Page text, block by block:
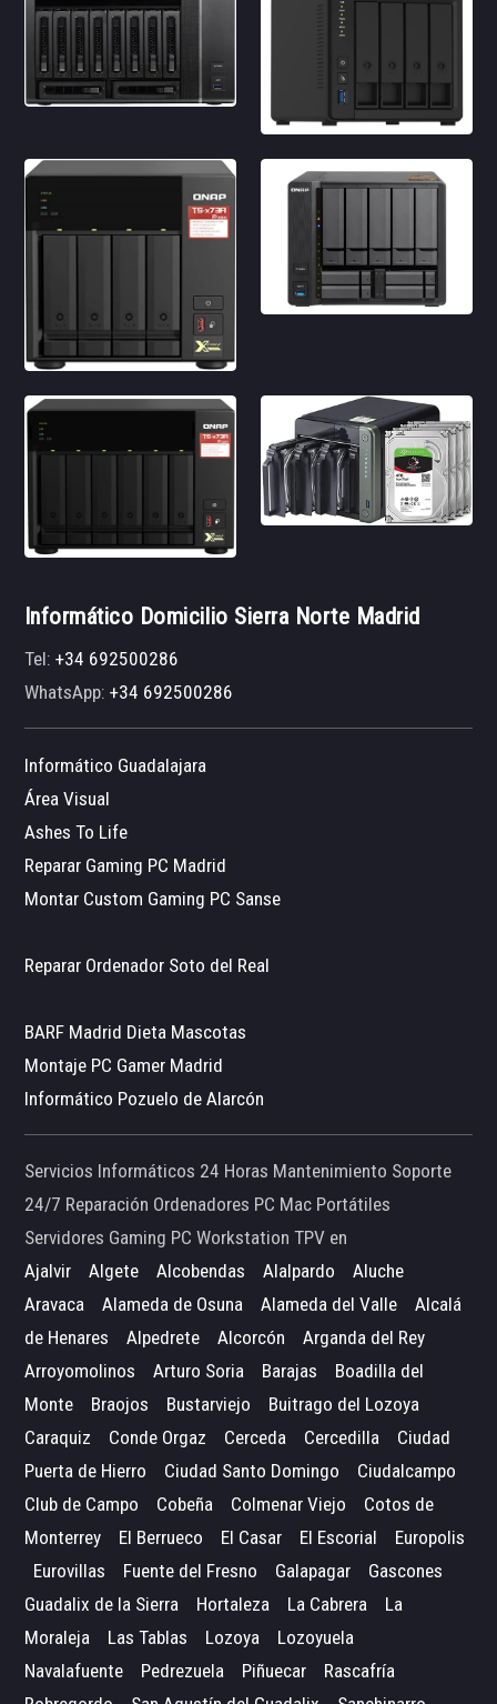
Informático Domicilio Sierra Norte Madrid
Tel:+34 692500286
WhatsApp:+34 692500286
Informático Guadalajara
Área Visual
Ashes To Life
Reparar Gaming PC Madrid
Montar Custom Gaming PC Sanse
Reparar Ordenador Soto del Real
BARF Madrid Dieta Mascotas
Montaje PC Gamer Madrid
Informático Pozuelo de Alarcón
Servicios Informáticos 24 Horas Mantenimiento Soporte
24/7 Reparación Ordenadores PC Mac Portátiles
Servidores Gaming PC Workstation TPV en
Ajalvir
Algete Alcobendas Alalpardo
Aluche
Aravaca
Alameda de Osuna Alameda del Valle
Alcalá
de Henares
Alpedrete Alcorcón
Arganda del Rey
Arroyomolinos
Arturo Soria Barajas
Boadilla del
Monte
Braojos Bustarviejo
Buitrago del Lozoya
Caraquiz
Conde Orgaz Cerceda Cercedilla
Ciudad
Puerta de Hierro
Ciudad Santo Domingo
Ciudalcampo
Club de Campo
Cobeña Colmenar Viejo
Cotos de
Monterrey
El Berrueco El Casar El Escorial
Europolis
Eurovillas
Fuente del Fresno Galapagar
Gascones
Guadalix de la Sierra
Hortaleza La Cabrera
La
Moraleja
Las Tablas Lozoya
Lozoyuela
Navalafuente
Pedrezuela Piñuecar
Rascafría